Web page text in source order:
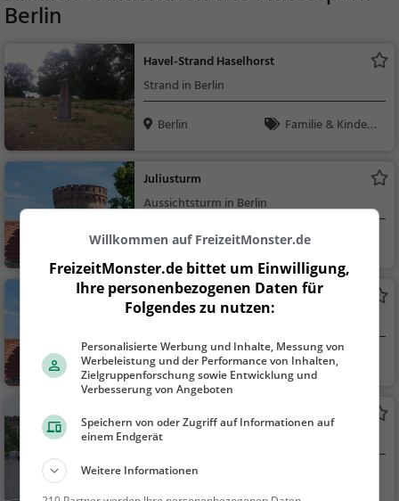
Berlin
Havel-Strand Haselhorst
Strand in Berlin
Berlin
Familie & Kinder,
Juliusturm
Aussichtsturm in Berlin
Berlin
Aussichtspunkt, F
amilie & Kinder, Natu
r
Zitadelle Spandau
Festung in Berlin
Berlin
Familie & Kinder,
Sehenswürdigkeit
Grill-Boot-Berlin
Bootsverleih in Berlin
Berlin
Willkommen auf FreizeitMonster.de
FreizeitMonster.de bittet um Einwilligung,
Ihre personenbezogenen Daten für
Folgendes zu nutzen:
Personalisierte Werbung und Inhalte, Messung von
Werbeleistung und der Performance von Inhalten,
Zielgruppenforschung sowie Entwicklung und
Verbesserung von Angeboten
Speichern von oder Zugriff auf Informationen auf
einem Endgerät
Weitere Informationen